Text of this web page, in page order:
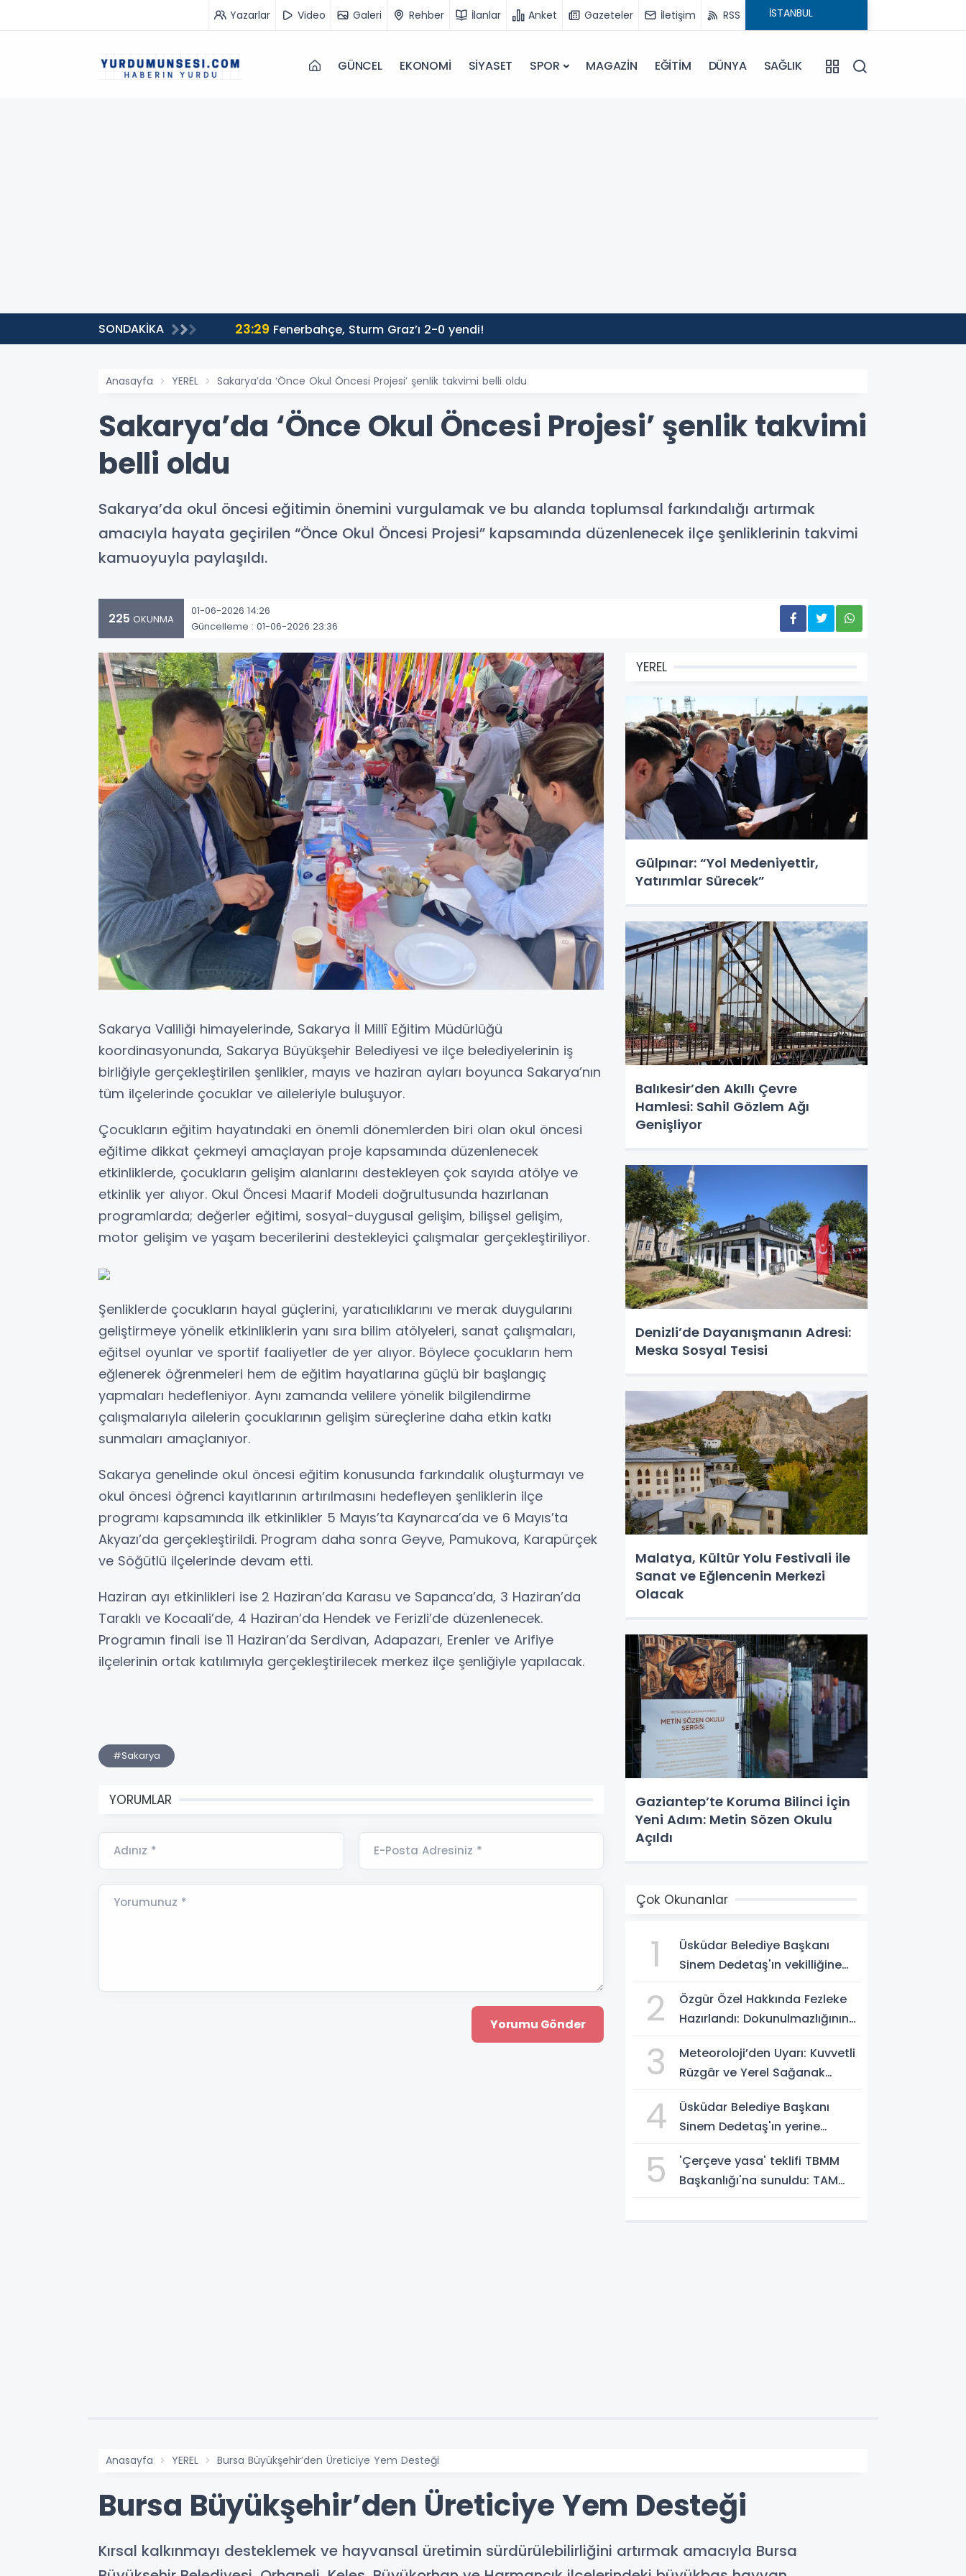
Yazarlar Video Galeri Rehber İlanlar Anket Gazeteler İletişim RSS
GÜNCEL EKONOMİ SİYASET SPOR MAGAZİN EĞİTİM DÜNYA SAĞLIK
SONDAKİKA 23:29 Fenerbahçe, Sturm Graz’ı 2-0 yendi!
Anasayfa YEREL Sakarya’da ‘Önce Okul Öncesi Projesi’ şenlik takvimi belli oldu
Sakarya’da ‘Önce Okul Öncesi Projesi’ şenlik takvimi
belli oldu
Sakarya’da okul öncesi eğitimin önemini vurgulamak ve bu alanda toplumsal farkındalığı artırmak
amacıyla hayata geçirilen “Önce Okul Öncesi Projesi” kapsamında düzenlenecek ilçe şenliklerinin takvimi
kamuoyuyla paylaşıldı.
225 OKUNMA
01-06-2026 14:26
Güncelleme : 01-06-2026 23:36
Sakarya Valiliği himayelerinde, Sakarya İl Millî Eğitim Müdürlüğü
koordinasyonunda, Sakarya Büyükşehir Belediyesi ve ilçe belediyelerinin iş
birliğiyle gerçekleştirilen şenlikler, mayıs ve haziran ayları boyunca Sakarya’nın
tüm ilçelerinde çocuklar ve aileleriyle buluşuyor.
Çocukların eğitim hayatındaki en önemli dönemlerden biri olan okul öncesi
eğitime dikkat çekmeyi amaçlayan proje kapsamında düzenlenecek
etkinliklerde, çocukların gelişim alanlarını destekleyen çok sayıda atölye ve
etkinlik yer alıyor. Okul Öncesi Maarif Modeli doğrultusunda hazırlanan
programlarda; değerler eğitimi, sosyal-duygusal gelişim, bilişsel gelişim,
motor gelişim ve yaşam becerilerini destekleyici çalışmalar gerçekleştiriliyor.
Şenliklerde çocukların hayal güçlerini, yaratıcılıklarını ve merak duygularını
geliştirmeye yönelik etkinliklerin yanı sıra bilim atölyeleri, sanat çalışmaları,
eğitsel oyunlar ve sportif faaliyetler de yer alıyor. Böylece çocukların hem
eğlenerek öğrenmeleri hem de eğitim hayatlarına güçlü bir başlangıç
yapmaları hedefleniyor. Aynı zamanda velilere yönelik bilgilendirme
çalışmalarıyla ailelerin çocuklarının gelişim süreçlerine daha etkin katkı
sunmaları amaçlanıyor.
Sakarya genelinde okul öncesi eğitim konusunda farkındalık oluşturmayı ve
okul öncesi öğrenci kayıtlarının artırılmasını hedefleyen şenliklerin ilçe
programı kapsamında ilk etkinlikler 5 Mayıs’ta Kaynarca’da ve 6 Mayıs’ta
Akyazı’da gerçekleştirildi. Program daha sonra Geyve, Pamukova, Karapürçek
ve Söğütlü ilçelerinde devam etti.
Haziran ayı etkinlikleri ise 2 Haziran’da Karasu ve Sapanca’da, 3 Haziran’da
Taraklı ve Kocaali’de, 4 Haziran’da Hendek ve Ferizli’de düzenlenecek.
Programın finali ise 11 Haziran’da Serdivan, Adapazarı, Erenler ve Arifiye
ilçelerinin ortak katılımıyla gerçekleştirilecek merkez ilçe şenliğiyle yapılacak.
#Sakarya
YORUMLAR
Adınız * E-Posta Adresiniz *
Yorumunuz *
YEREL
Gülpınar: “Yol Medeniyettir,
Yatırımlar Sürecek”
Balıkesir’den Akıllı Çevre
Hamlesi: Sahil Gözlem Ağı
Genişliyor
Denizli’de Dayanışmanın Adresi:
Meska Sosyal Tesisi
Malatya, Kültür Yolu Festivali ile
Sanat ve Eğlencenin Merkezi
Olacak
Gaziantep’te Koruma Bilinci İçin
Yeni Adım: Metin Sözen Okulu
Açıldı
Çok Okunanlar
1
Üsküdar Belediye Başkanı
Sinem Dedetaş'ın vekilliğine
2
Özgür Özel Hakkında Fezleke
Hazırlandı: Dokunulmazlığının
3
Meteoroloji’den Uyarı: Kuvvetli
Rüzgâr ve Yerel Sağanak
4
Üsküdar Belediye Başkanı
Sinem Dedetaş'ın yerine
5
'Çerçeve yasa' teklifi TBMM
Başkanlığı'na sunuldu: TAM
Anasayfa YEREL Bursa Büyükşehir’den Üreticiye Yem Desteği
Bursa Büyükşehir’den Üreticiye Yem Desteği
Kırsal kalkınmayı desteklemek ve hayvansal üretimin sürdürülebilirliğini artırmak amacıyla Bursa